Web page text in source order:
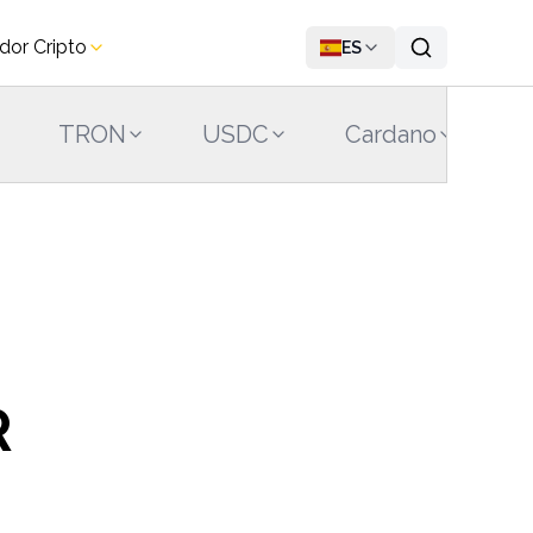
Cripto ES
TRON USDC Cardano